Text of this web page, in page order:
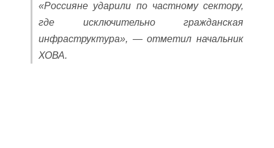
«Россияне ударили по частному сектору,
где исключительно гражданская
инфраструктура», — отметил начальник
ХОВА.